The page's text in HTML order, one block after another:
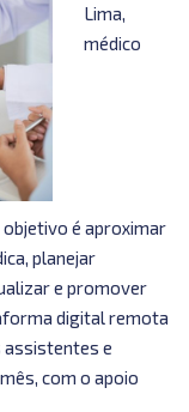
Lima,
médico
objetivo é aproximar
planejar
e promover
digital remota
assistentes e
com o apoio